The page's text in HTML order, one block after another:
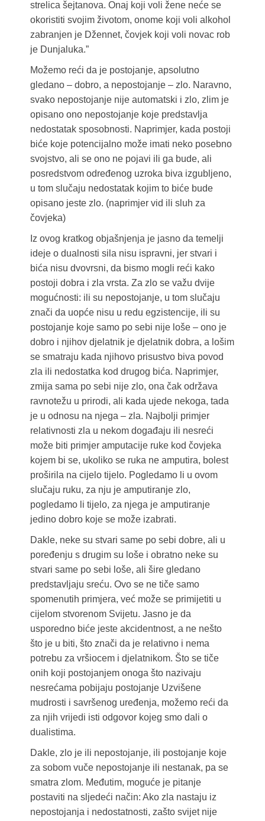
strelica šejtanova. Onaj koji voli žene neće se
okoristiti svojim životom, onome koji voli alkohol
zabranjen je Džennet, čovjek koji voli novac rob
je Dunjaluka.”
Možemo reći da je postojanje, apsolutno
gledano – dobro, a nepostojanje – zlo. Naravno,
svako nepostojanje nije automatski i zlo, zlim je
opisano ono nepostojanje koje predstavlja
nedostatak sposobnosti. Naprimjer, kada postoji
biće koje potencijalno može imati neko posebno
svojstvo, ali se ono ne pojavi ili ga bude, ali
posredstvom određenog uzroka biva izgubljeno,
u tom slučaju nedostatak kojim to biće bude
opisano jeste zlo. (naprimjer vid ili sluh za
čovjeka)
Iz ovog kratkog objašnjenja je jasno da temelji
ideje o dualnosti sila nisu ispravni, jer stvari i
bića nisu dvovrsni, da bismo mogli reći kako
postoji dobra i zla vrsta. Za zlo se važu dvije
mogućnosti: ili su nepostojanje, u tom slučaju
znači da uopće nisu u redu egzistencije, ili su
postojanje koje samo po sebi nije loše – ono je
dobro i njihov djelatnik je djelatnik dobra, a lošim
se smatraju kada njihovo prisustvo biva povod
zla ili nedostatka kod drugog bića. Naprimjer,
zmija sama po sebi nije zlo, ona čak održava
ravnotežu u prirodi, ali kada ujede nekoga, tada
je u odnosu na njega – zla. Najbolji primjer
relativnosti zla u nekom događaju ili nesreći
može biti primjer amputacije ruke kod čovjeka
kojem bi se, ukoliko se ruka ne amputira, bolest
proširila na cijelo tijelo. Pogledamo li u ovom
slučaju ruku, za nju je amputiranje zlo,
pogledamo li tijelo, za njega je amputiranje
jedino dobro koje se može izabrati.
Dakle, neke su stvari same po sebi dobre, ali u
poređenju s drugim su loše i obratno neke su
stvari same po sebi loše, ali šire gledano
predstavljaju sreću. Ovo se ne tiče samo
spomenutih primjera, već može se primijetiti u
cijelom stvorenom Svijetu. Jasno je da
usporedno biće jeste akcidentnost, a ne nešto
što je u biti, što znači da je relativno i nema
potrebu za vršiocem i djelatnikom. Što se tiče
onih koji postojanjem onoga što nazivaju
nesrećama pobijaju postojanje Uzvišene
mudrosti i savršenog uređenja, možemo reći da
za njih vrijedi isti odgovor kojeg smo dali o
dualistima.
Dakle, zlo je ili nepostojanje, ili postojanje koje
za sobom vuče nepostojanje ili nestanak, pa se
smatra zlom. Međutim, moguće je pitanje
postaviti na sljedeći način: Ako zla nastaju iz
nepostojanja i nedostatnosti, zašto svijet nije